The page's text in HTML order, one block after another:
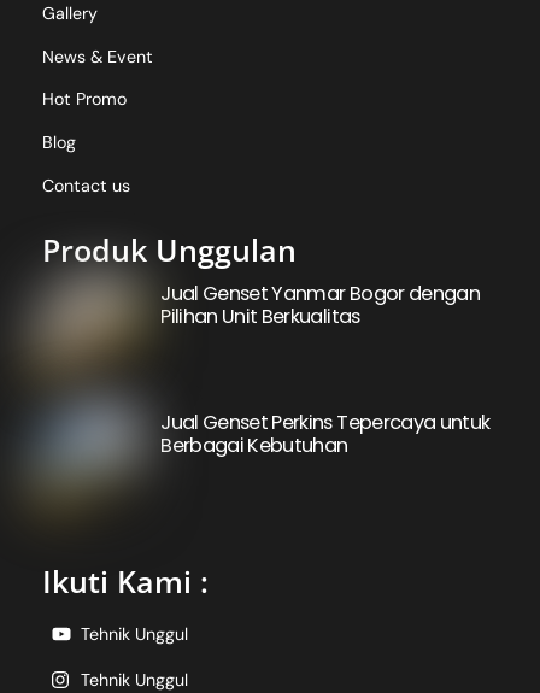
Gallery
News & Event
Hot Promo
Blog
Contact us
Produk Unggulan
Jual Genset Yanmar Bogor dengan
Pilihan Unit Berkualitas
Jual Genset Perkins Tepercaya untuk
Berbagai Kebutuhan
Ikuti Kami :
Tehnik Unggul
Tehnik Unggul